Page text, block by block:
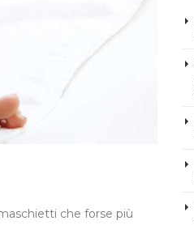
che forse più